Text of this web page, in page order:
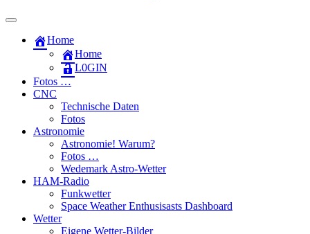
Toggle
field
Home
Home
L​0​​GIN
Fotos …
CNC
Technische Daten
Fotos
Astronomie
Astronomie! Warum?
Fotos …
Wedemark Astro-Wetter
HAM-Radio
Funkwetter
Space Weather Enthusisasts Dashboard
Wetter
Eigene Wetter-Bilder